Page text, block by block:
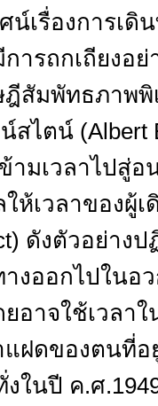
เรื่องการเดิ
ารถกเถียงอ
สัมพัทธภาพ
น์สไตน์ (Albert
ามเวลาไปสู่
ห้เวลาของผู้
ดังตัวอย่าง
งออกไปในอ
อาจใช้เวลา
ฝดของตนที่
งในปี ค.ศ